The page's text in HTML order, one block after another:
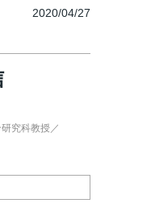
2020/04/27
究科教授／